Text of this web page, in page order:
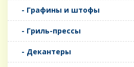
- Графины и штофы
- Гриль-прессы
- Декантеры